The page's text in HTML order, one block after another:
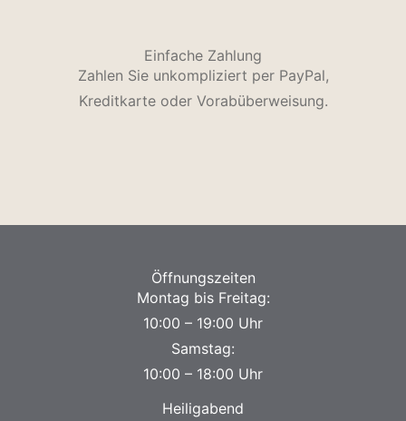
Einfache Zahlung
Zahlen Sie unkompliziert per PayPal,
Kreditkarte oder Vorabüberweisung.
Öffnungszeiten
Montag bis Freitag:
10:00 – 19:00 Uhr
Samstag:
10:00 – 18:00 Uhr
Heiligabend